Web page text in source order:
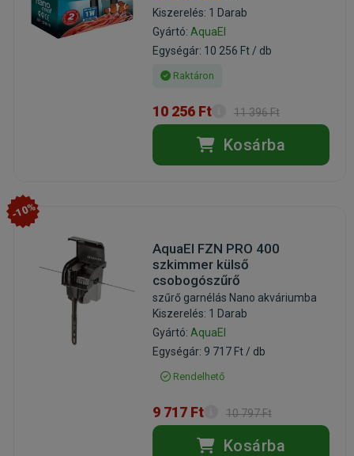
Kiszerelés: 1 Darab
Gyártó: AquaEl
Egységár: 10 256 Ft / db
Raktáron
10 256 Ft 11 396 Ft
Kosárba
-10%
AquaEl FZN PRO 400
szkimmer külső
csobogószűrő
szűrő garnélás Nano akváriumba
Kiszerelés: 1 Darab
Gyártó: AquaEl
Egységár: 9 717 Ft / db
Rendelhető
9 717 Ft 10 797 Ft
Kosárba